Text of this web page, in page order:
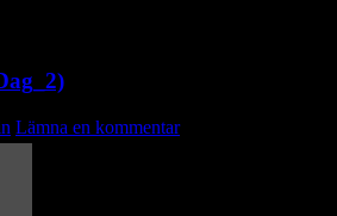
Lämna en kommentar